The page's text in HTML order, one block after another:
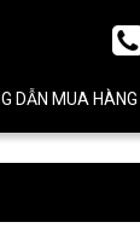
DẪN MUA